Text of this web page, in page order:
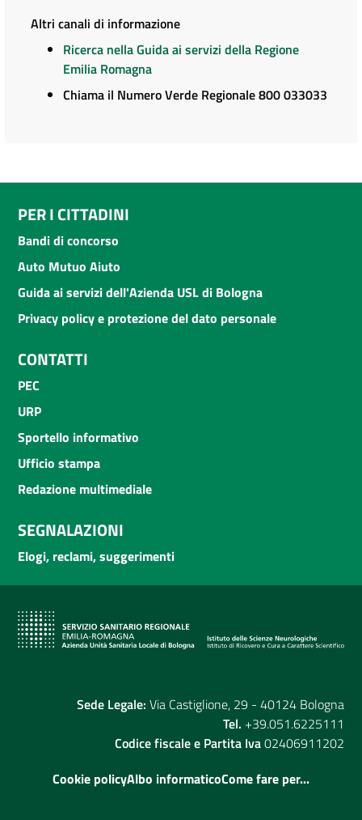
Altri canali di informazione
Ricerca nella Guida ai servizi della Regione
Emilia Romagna
Chiama il Numero Verde Regionale 800 033033
PER I CITTADINI
Bandi di concorso
Auto Mutuo Aiuto
Guida ai servizi dell'Azienda USL di Bologna
Privacy policy e protezione del dato personale
CONTATTI
PEC
URP
Sportello informativo
Ufficio stampa
Redazione multimediale
SEGNALAZIONI
Elogi, reclami, suggerimenti
Sede Legale: Via Castiglione, 29 - 40124 Bologna
Tel. +39.051.6225111
Codice fiscale e Partita Iva02406911202
Cookie policyAlbo informaticoCome fare per...